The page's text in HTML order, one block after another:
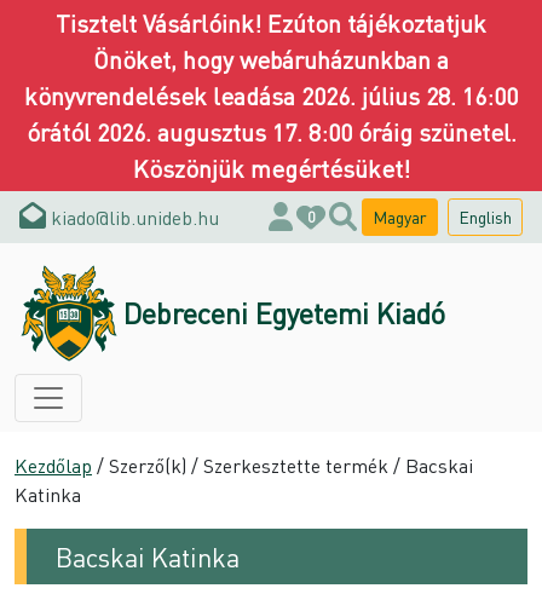
Tisztelt Vásárlóink! Ezúton tájékoztatjuk
Önöket, hogy webáruházunkban a
könyvrendelések leadása 2026. július 28. 16:00
órától 2026. augusztus 17. 8:00 óráig szünetel.
Köszönjük megértésüket!
kiado@lib.unideb.hu 0 Magyar English
Debreceni Egyetemi Kiadó
Kezdőlap / Szerző(k) / Szerkesztette termék / Bacskai
Katinka
Bacskai Katinka